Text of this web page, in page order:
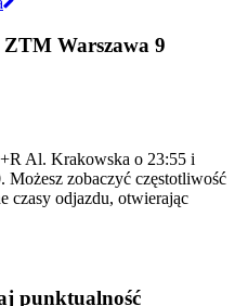
ZTM Warszawa 9
Al. Krakowska o 23:55 i
Możesz zobaczyć częstotliwość
czasy odjazdu, otwierając
punktualność